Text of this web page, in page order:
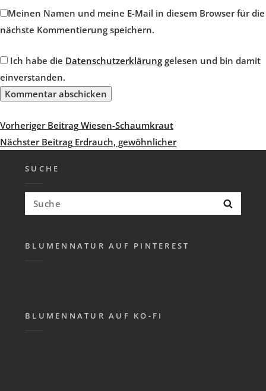
Meinen Namen und meine E-Mail in diesem Browser für die
nächste Kommentierung speichern.
Ich habe die Datenschutzerklärung gelesen und bin damit
einverstanden.
Beitragsnavigation
Vorheriger
Beitrag
Vorheriger Beitrag Wiesen-Schaumkraut
Nächster
Nächster Beitrag Erdrauch, gewöhnlicher
SUCHE
Suchen
nach:
BLUMENNATUR AUF PINTEREST
BLUMENNATUR AUF KO-FI